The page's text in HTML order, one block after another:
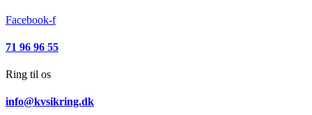
Facebook-f
71 96 96 55
Ring til os
info@kvsikring.dk